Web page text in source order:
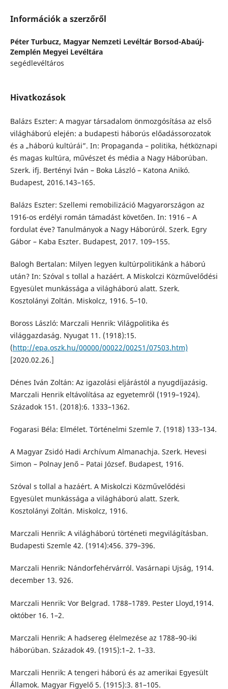
Információk a szerzőről
Péter Turbucz, Magyar Nemzeti Levéltár Borsod-Abaúj-
Zemplén Megyei Levéltára
segédlevéltáros
Hivatkozások
Balázs Eszter: A magyar társadalom önmozgósítása az első
világháború elején: a budapesti háborús előadássorozatok
és a „háború kultúrái”. In: Propaganda – politika, hétköznapi
és magas kultúra, művészet és média a Nagy Háborúban.
Szerk. ifj. Bertényi Iván – Boka László – Katona Anikó.
Budapest, 2016.143–165.
Balázs Eszter: Szellemi remobilizáció Magyarországon az
1916-os erdélyi román támadást követően. In: 1916 – A
fordulat éve? Tanulmányok a Nagy Háborúról. Szerk. Egry
Gábor – Kaba Eszter. Budapest, 2017. 109–155.
Balogh Bertalan: Milyen legyen kultúrpolitikánk a háború
után? In: Szóval s tollal a hazáért. A Miskolczi Közművelődési
Egyesület munkássága a világháború alatt. Szerk.
Kosztolányi Zoltán. Miskolcz, 1916. 5–10.
Boross László: Marczali Henrik: Világpolitika és
világgazdaság. Nyugat 11. (1918):15.
(http://epa.oszk.hu/00000/00022/00251/07503.htm)
[2020.02.26.]
Dénes Iván Zoltán: Az igazolási eljárástól a nyugdíjazásig.
Marczali Henrik eltávolítása az egyetemről (1919–1924).
Századok 151. (2018):6. 1333–1362.
Fogarasi Béla: Elmélet. Történelmi Szemle 7. (1918) 133–134.
A Magyar Zsidó Hadi Archívum Almanachja. Szerk. Hevesi
Simon – Polnay Jenő – Patai József. Budapest, 1916.
Szóval s tollal a hazáért. A Miskolczi Közművelődési
Egyesület munkássága a világháború alatt. Szerk.
Kosztolányi Zoltán. Miskolcz, 1916.
Marczali Henrik: A világháború történeti megvilágításban.
Budapesti Szemle 42. (1914):456. 379–396.
Marczali Henrik: Nándorfehérvárról. Vasárnapi Ujság, 1914.
december 13. 926.
Marczali Henrik: Vor Belgrad. 1788–1789. Pester Lloyd,1914.
október 16. 1–2.
Marczali Henrik: A hadsereg élelmezése az 1788–90-iki
háborúban. Századok 49. (1915):1–2. 1–33.
Marczali Henrik: A tengeri háború és az amerikai Egyesült
Államok. Magyar Figyelő 5. (1915):3. 81–105.